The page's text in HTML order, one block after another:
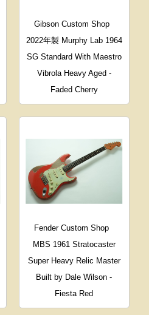
Gibson Custom Shop
2022年製 Murphy Lab 1964
SG Standard With Maestro
Vibrola Heavy Aged -
Faded Cherry
Fender Custom Shop
MBS 1961 Stratocaster
Super Heavy Relic Master
Built by Dale Wilson -
Fiesta Red